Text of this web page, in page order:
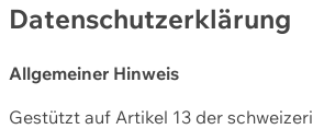
Datenschutzerklärung
Allgemeiner Hinweis
Gestützt auf Artikel 13 der